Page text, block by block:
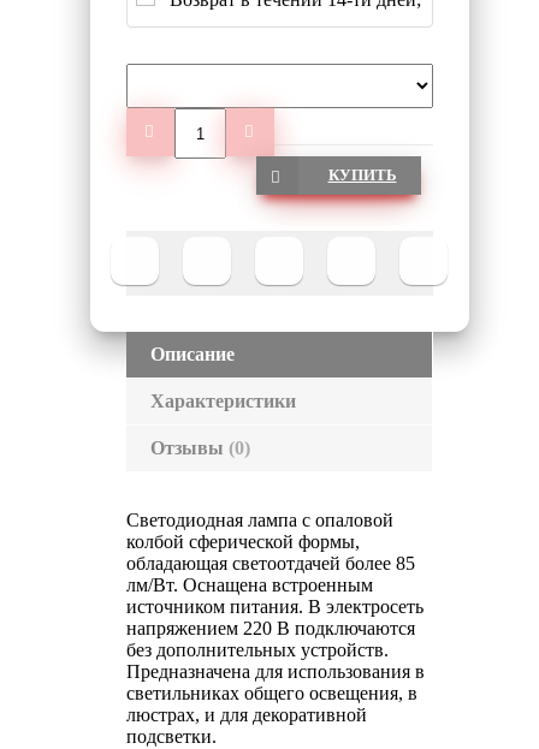
КУПИТЬ
Описание
Характеристики
Отзывы (0)
Светодиодная лампа с опаловой
колбой сферической формы,
обладающая светоотдачей более 85
лм/Вт. Оснащена встроенным
источником питания. В электросеть
напряжением 220 В подключаются
без дополнительных устройств.
Предназначена для использования в
светильниках общего освещения, в
люстрах, и для декоративной
подсветки.